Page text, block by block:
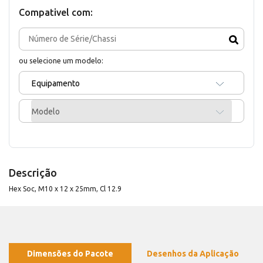
Compativel com:
ou selecione um modelo:
Equipamento
Modelo
Descrição
Hex Soc, M10 x 12 x 25mm, Cl 12.9
Dimensões do Pacote Desenhos da Aplicação